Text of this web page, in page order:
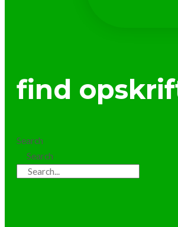
find
Search
Search